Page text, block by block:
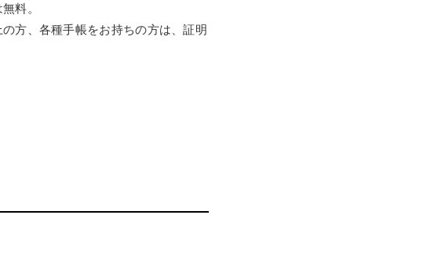
料。
方、各種手帳をお持ちの方は、証明